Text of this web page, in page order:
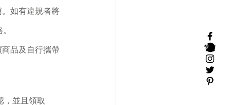
如有違規者將
品及自行攜帶
並且領取